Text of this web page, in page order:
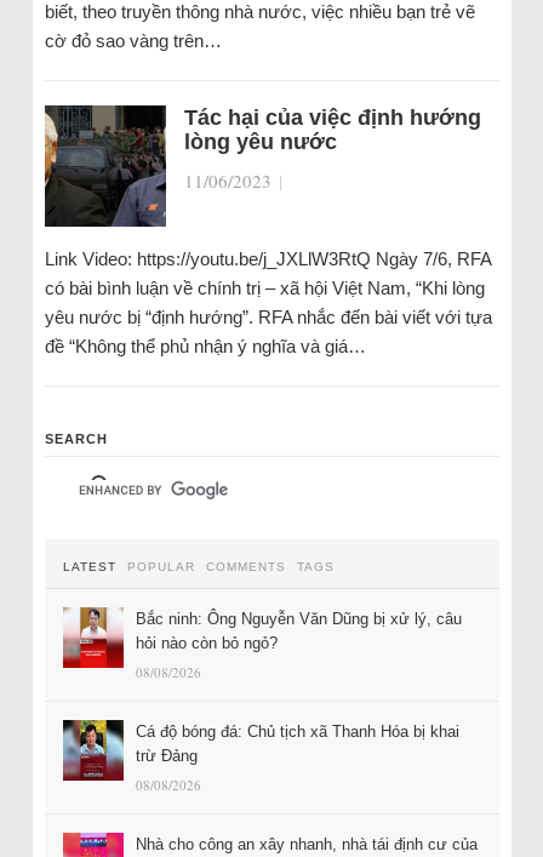
biết, theo truyền thông nhà nước, việc nhiều bạn trẻ vẽ
cờ đỏ sao vàng trên…
Tác hại của việc định hướng
lòng yêu nước
11/06/2023 |
Link Video: https://youtu.be/j_JXLlW3RtQ Ngày 7/6, RFA
có bài bình luận về chính trị – xã hội Việt Nam, “Khi lòng
yêu nước bị “định hướng”. RFA nhắc đến bài viết với tựa
đề “Không thể phủ nhận ý nghĩa và giá…
SEARCH
LATEST POPULAR COMMENTS TAGS
Bắc ninh: Ông Nguyễn Văn Dũng bị xử lý, câu
hỏi nào còn bỏ ngỏ?
08/08/2026
Cá độ bóng đá: Chủ tịch xã Thanh Hóa bị khai
trừ Đảng
08/08/2026
Nhà cho công an xây nhanh, nhà tái định cư của